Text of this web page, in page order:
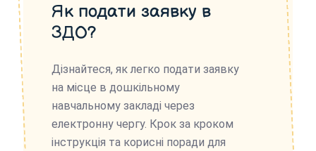
Як подати заявку в
ЗДО?
Дізнайтеся, як легко подати заявку
на місце в дошкільному
навчальному закладі через
електронну чергу. Крок за кроком
інструкція та корисні поради для